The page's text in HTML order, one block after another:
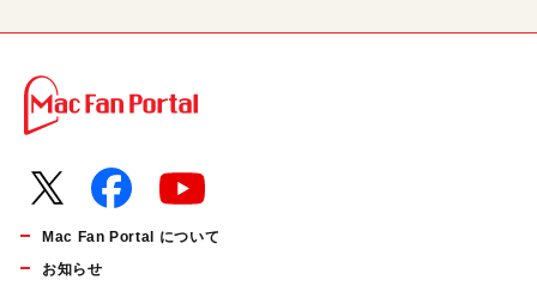
Mac Fan Portal について
お知らせ